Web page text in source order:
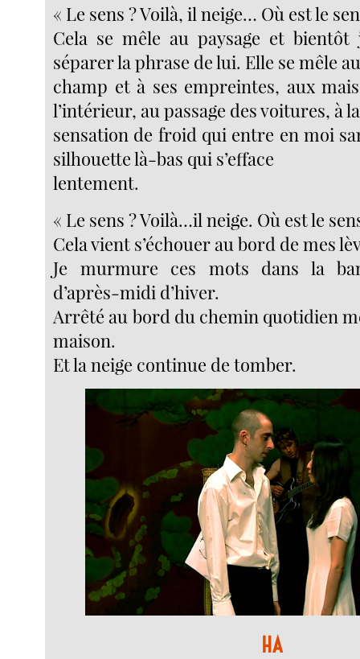
« Le sens ? Voilà, il neige… Où est le
Cela se mêle au paysage et
séparer la phrase de lui. Elle se mêle
champ et à ses empreintes, aux
l’intérieur, au passage des voitures, à la
sensation de froid qui entre en moi
silhouette là-bas qui s’efface
lentement.
« Le sens ? Voilà…il neige. Où est le
Cela vient s’échouer au bord de mes
Je murmure ces mots dans la
d’après-midi d’hiver.
Arrêté au bord du chemin quotidien
maison.
Et la neige continue de tomber.
HA